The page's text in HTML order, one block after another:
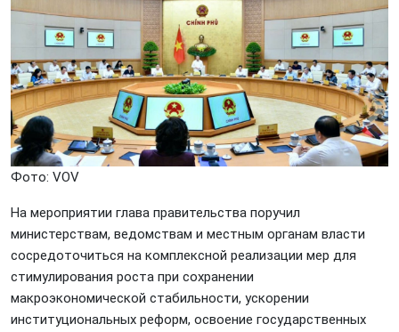
Фото: VOV
На мероприятии глава правительства поручил
министерствам, ведомствам и местным органам власти
сосредоточиться на комплексной реализации мер для
стимулирования роста при сохранении
макроэкономической стабильности, ускорении
институциональных реформ, освоение государственных